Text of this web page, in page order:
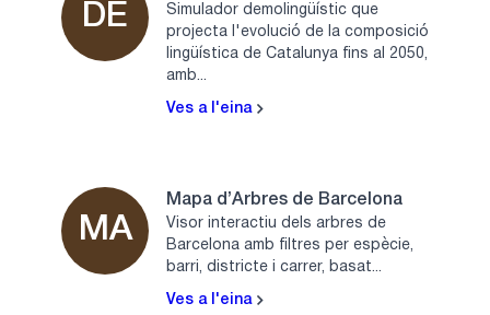
DE
Simulador demolingüístic que
projecta l'evolució de la composició
lingüística de Catalunya fins al 2050,
amb...
Ves a l'eina
MA
Mapa d’Arbres de Barcelona
Visor interactiu dels arbres de
Barcelona amb filtres per espècie,
barri, districte i carrer, basat...
Ves a l'eina